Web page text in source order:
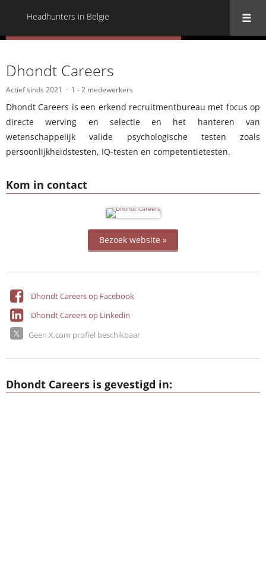
Headhunters in België
Kom in contact
Bezoek website »
Dhondt Careers op Facebook
Dhondt Careers op Linkedin
Geen X.com profiel beschikbaar
Dhondt Careers
Actief sinds 2021 1 - 2 medewerkers
Dhondt Careers is een erkend recruitmentbureau met focus op
directe werving en selectie en het hanteren van
wetenschappelijk valide psychologische testen zoals
persoonlijkheidstesten, IQ-testen en competentietesten.
Dhondt Careers is gevestigd in: